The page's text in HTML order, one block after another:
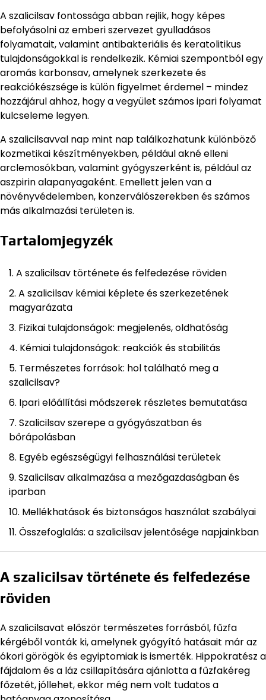
A szalicilsav fontossága abban rejlik, hogy képes
befolyásolni az emberi szervezet gyulladásos
folyamatait, valamint antibakteriális és keratolitikus
tulajdonságokkal is rendelkezik. Kémiai szempontból egy
aromás karbonsav, amelynek szerkezete és
reakciókészsége is külön figyelmet érdemel – mindez
hozzájárul ahhoz, hogy a vegyület számos ipari folyamat
kulcseleme legyen.
A szalicilsavval nap mint nap találkozhatunk különböző
kozmetikai készítményekben, például akné elleni
arclemosókban, valamint gyógyszerként is, például az
aszpirin alapanyagaként. Emellett jelen van a
növényvédelemben, konzerválószerekben és számos
más alkalmazási területen is.
Tartalomjegyzék
A szalicilsav története és felfedezése röviden
A szalicilsav kémiai képlete és szerkezetének
magyarázata
Fizikai tulajdonságok: megjelenés, oldhatóság
Kémiai tulajdonságok: reakciók és stabilitás
Természetes források: hol található meg a
szalicilsav?
Ipari előállítási módszerek részletes bemutatása
Szalicilsav szerepe a gyógyászatban és
bőrápolásban
Egyéb egészségügyi felhasználási területek
Szalicilsav alkalmazása a mezőgazdaságban és
iparban
Mellékhatások és biztonságos használat szabályai
Összefoglalás: a szalicilsav jelentősége napjainkban
A szalicilsav története és felfedezése
röviden
A szalicilsavat először természetes forrásból, fűzfa
kérgéből vonták ki, amelynek gyógyító hatásait már az
ókori görögök és egyiptomiak is ismerték. Hippokratész a
fájdalom és a láz csillapítására ajánlotta a fűzfakéreg
főzetét, jóllehet, ekkor még nem volt tudatos a